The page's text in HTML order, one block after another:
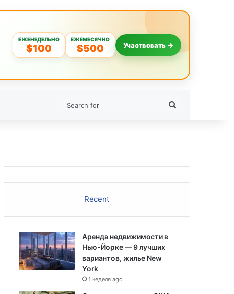
ЕЖЕНЕДЕЛЬНО
$100
ЕЖЕМЕСЯЧНО
$500 Участвовать →
Recent
Аренда недвижимости в
Нью-Йорке — 9 лучших
вариантов, жилье New
York
1 неделя ago